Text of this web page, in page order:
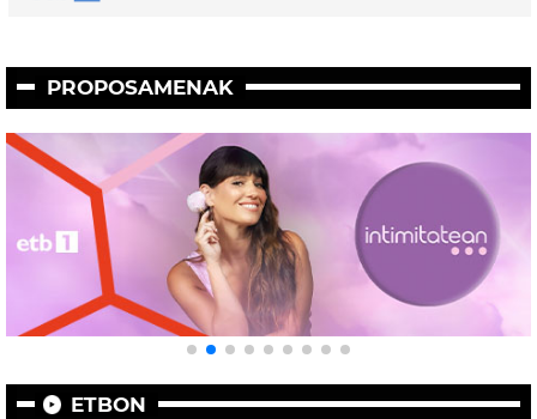
PROPOSAMENAK
ETBON